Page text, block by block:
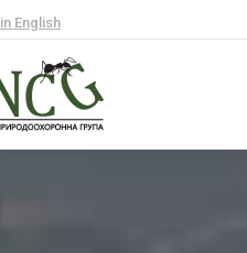
in English